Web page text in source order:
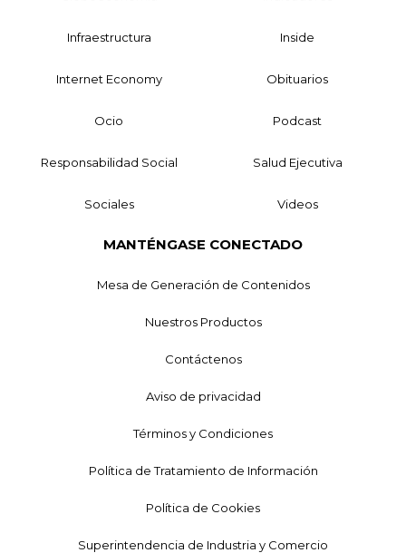
Infraestructura Inside
Internet Economy Obituarios
Ocio Podcast
Responsabilidad Social Salud Ejecutiva
Sociales Videos
MANTÉNGASE CONECTADO
Mesa de Generación de Contenidos
Nuestros Productos
Contáctenos
Aviso de privacidad
Términos y Condiciones
Política de Tratamiento de Información
Política de Cookies
Superintendencia de Industria y Comercio